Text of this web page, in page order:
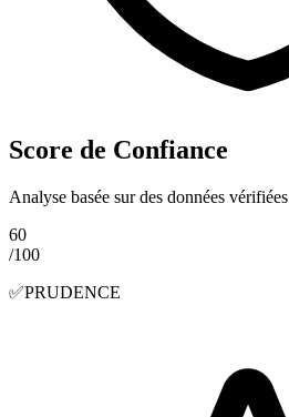
Score de Confiance
Analyse basée sur des données vérifiées
60
/100
✅PRUDENCE